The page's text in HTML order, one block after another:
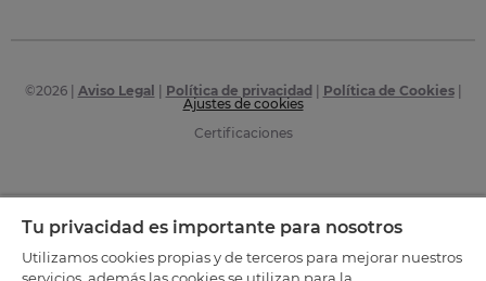
©2026| Aviso Legal Política de privacidad Política de Cookies|
Ajustes de cookies
Certificaciones
Tu privacidad es importante para nosotros
Utilizamos cookies propias y de terceros para mejorar nuestros